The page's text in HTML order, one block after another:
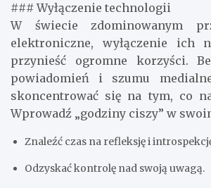
### Wyłączenie technologii
W świecie zdominowanym
elektroniczne, wyłączenie ich
przynieść ogromne korzyści.
powiadomień i szumu
skoncentrować się na tym, co
Wprowadź „godziny ciszy” w
Znaleźć czas na refleksję i
Odzyskać kontrolę nad swoją uwagą.